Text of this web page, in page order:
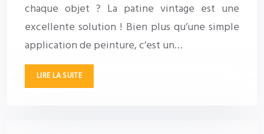
chaque objet ? La patine vintage est une
excellente solution ! Bien plus qu’une simple
application de peinture, c’est un…
LIRE LA SUITE